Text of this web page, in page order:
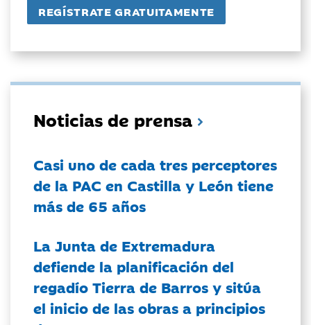
Noticias de prensa
Casi uno de cada tres perceptores
de la PAC en Castilla y León tiene
más de 65 años
La Junta de Extremadura
defiende la planificación del
regadío Tierra de Barros y sitúa
el inicio de las obras a principios